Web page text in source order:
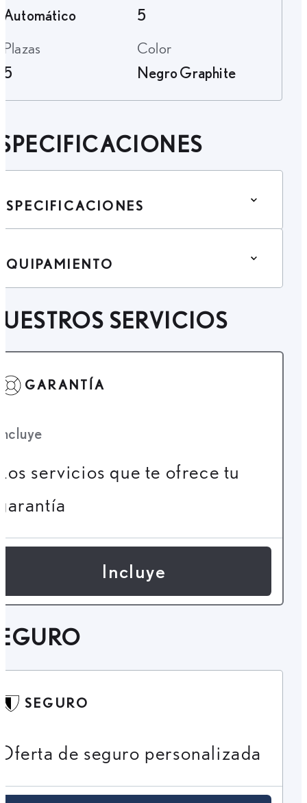
Automático
5
Plazas
5
Color
Negro Graphite
SERVICIOS
GARANTÍA
servicios que te ofrece tu
Incluye
SEGURO
de seguro personalizada